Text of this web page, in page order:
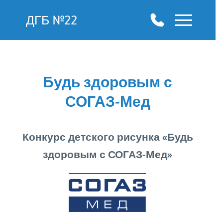
ДГБ №22
Будь здоровым с
СОГАЗ-Мед
Конкурс детского рисунка «Будь
здоровым с СОГАЗ-Мед»